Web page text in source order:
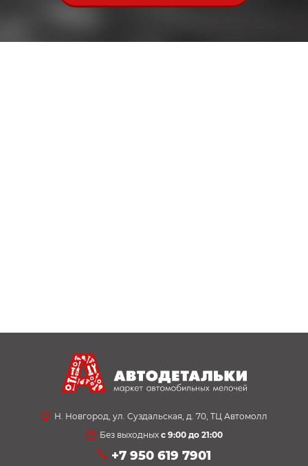
Н. Новгород, ул. Суздальская, д. 70, ТЦ Автомолл
Без выходных с 9:00 до 21:00
+7 950 619 7901